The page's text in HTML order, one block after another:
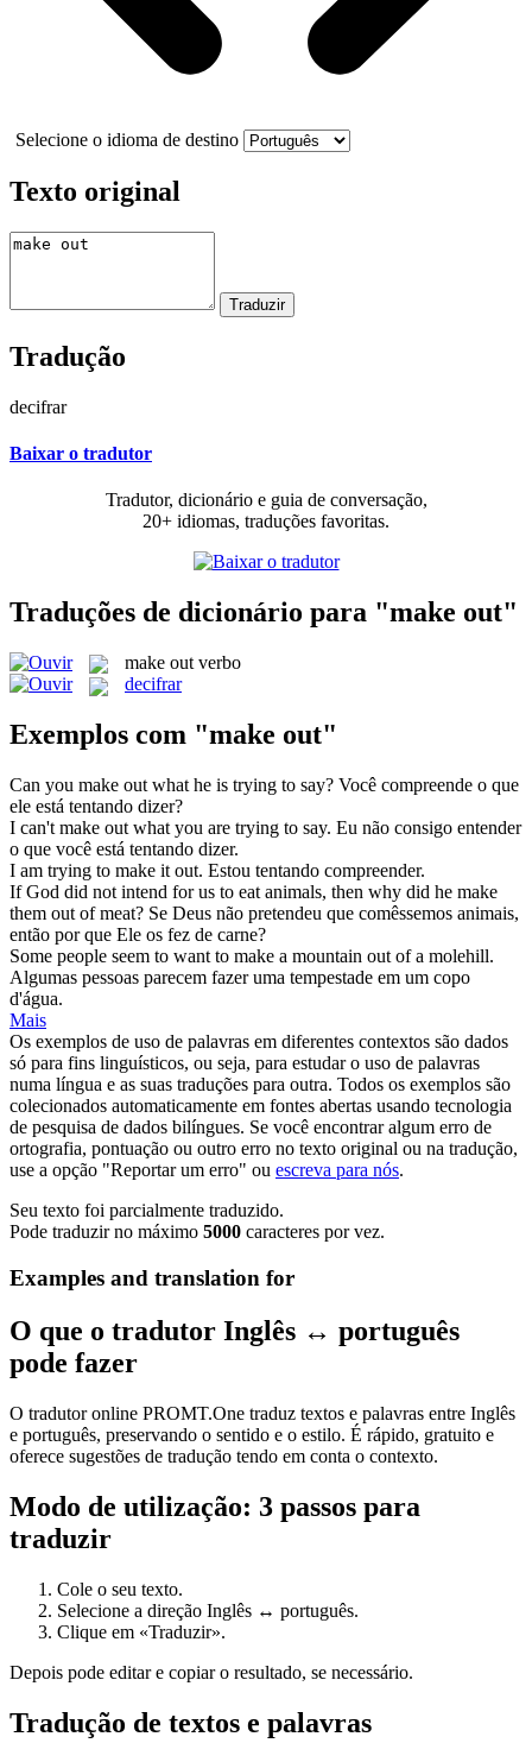
Selecione o idioma de destino
Texto original
Tradução
decifrar
Baixar o tradutor
Tradutor, dicionário e guia de conversação,
20+ idiomas, traduções favoritas.
Traduções de dicionário para "make out"
make out verbo
decifrar
Exemplos com "make out"
Can you make out what he is trying to say? Você compreende o que
ele está tentando dizer?
I can't make out what you are trying to say. Eu não consigo entender
o que você está tentando dizer.
I am trying to make it out. Estou tentando compreender.
If God did not intend for us to eat animals, then why did he make
them out of meat? Se Deus não pretendeu que comêssemos animais,
então por que Ele os fez de carne?
Some people seem to want to make a mountain out of a molehill.
Algumas pessoas parecem fazeruma tempestade em um copo
d'água.
Mais
Os exemplos de uso de palavras em diferentes contextos são dados
só para fins linguísticos, ou seja, para estudar o uso de palavras
numa língua e as suas traduções para outra. Todos os exemplos são
colecionados automaticamente em fontes abertas usando tecnologia
de pesquisa de dados bilíngues. Se você encontrar algum erro de
ortografia, pontuação ou outro erro no texto original ou na tradução,
use a opção "Reportar um erro" ou escreva para nós.
Seu texto foi parcialmente traduzido.
Pode traduzir no máximo 5000 caracteres por vez.
Examples and translation for
O que o tradutor Inglês ↔ português
pode fazer
O tradutor online PROMT.One traduz textos e palavras entre Inglês
e português, preservando o sentido e o estilo. É rápido, gratuito e
oferece sugestões de tradução tendo em conta o contexto.
Modo de utilização: 3 passos para
traduzir
Cole o seu texto.
Selecione a direção Inglês ↔ português.
Clique em «Traduzir».
Depois pode editar e copiar o resultado, se necessário.
Tradução de textos e palavras